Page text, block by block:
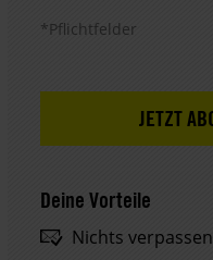
*Pflichtfelder
Deine Vorteile
Nichts verpassen